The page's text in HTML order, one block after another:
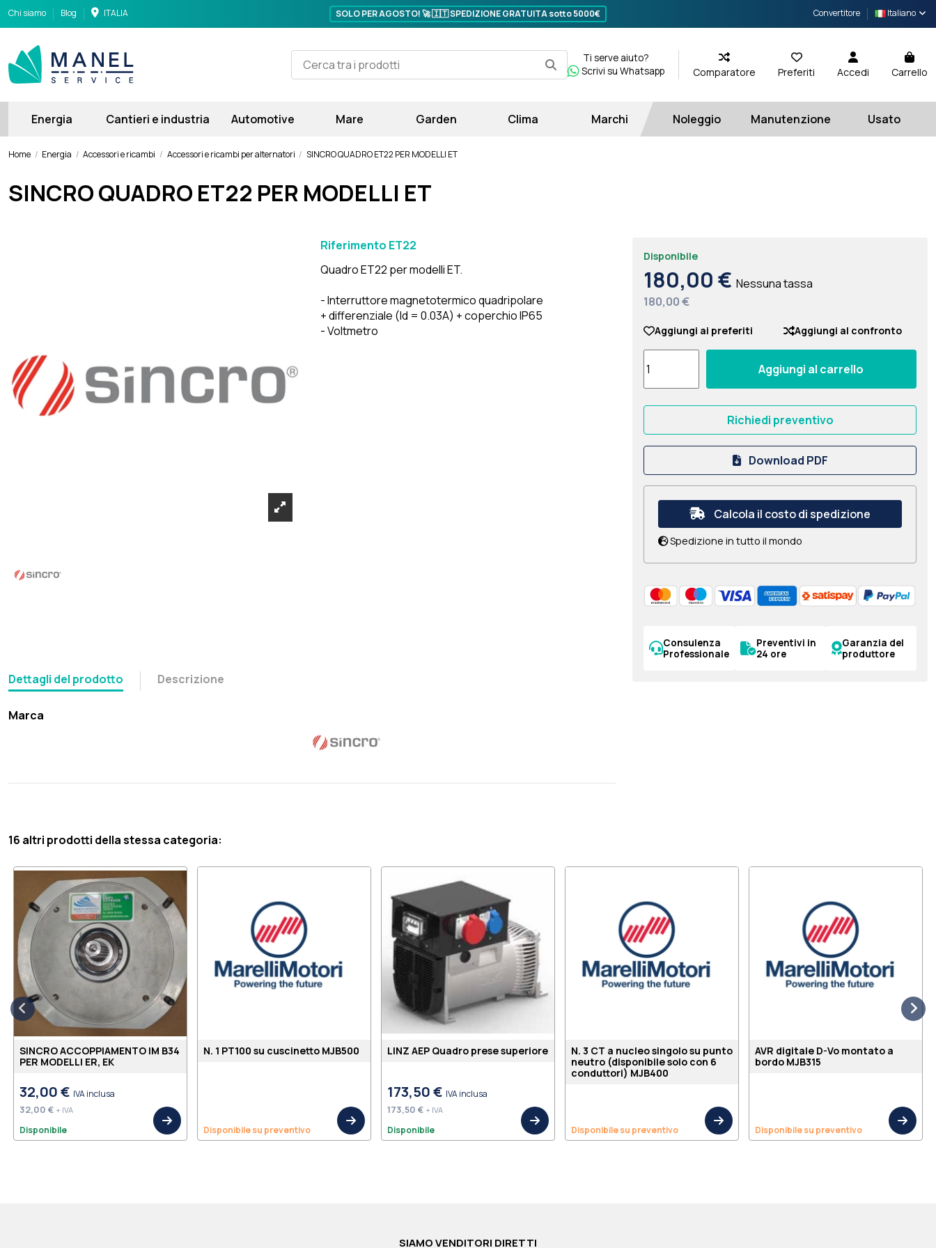
Chi siamo Blog ITALIA SOLO PER AGOSTO! 🚀 🇮🇹SPEDIZIONE GRATUITA sotto 5000€ Convertitore Italiano
Ti serve aiuto?
Scrivi su Whatsapp
Comparatore Preferiti Accedi Carrello
Energia Cantieri e industria Automotive Mare Garden Clima Marchi Noleggio Manutenzione Usato
Home Energia Accessori e ricambi Accessori e ricambi per alternatori SINCRO QUADRO ET22 PER MODELLI ET
SINCRO QUADRO ET22 PER MODELLI ET
Riferimento ET22
Quadro ET22 per modelli ET.
- Interruttore magnetotermico quadripolare
+ differenziale (Id = 0.03A) + coperchio IP65
- Voltmetro
Dettagli del prodotto Descrizione
Marca
Disponibile
180,00 € Nessuna tassa
180,00 €
Aggiungi ai preferiti Aggiungi al confronto
Aggiungi al carrello
Richiedi preventivo
Download PDF
Calcola il costo di spedizione
Spedizione in tutto il mondo
Consulenza
Professionale
Preventivi in
24 ore
Garanzia del
produttore
16 altri prodotti della stessa categoria:
SINCRO ACCOPPIAMENTO IM B34
PER MODELLI ER, EK
32,00 € IVA inclusa
32,00 € + IVA
Disponibile
N. 1 PT100 su cuscinetto MJB500
Disponibile su preventivo
LINZ AEP Quadro prese superiore
173,50 € IVA inclusa
173,50 € + IVA
Disponibile
N. 3 CT a nucleo singolo su punto
neutro (disponibile solo con 6
conduttori) MJB400
Disponibile su preventivo
AVR digitale D-Vo montato a
bordo MJB315
Disponibile su preventivo
SIAMO VENDITORI DIRETTI